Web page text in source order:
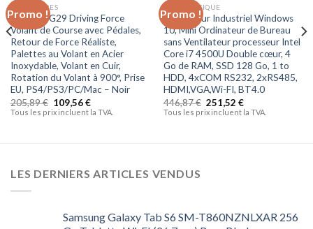
Promo !
à la liste
d’envies
ACCESSOIRES
Logitech G29 Driving Force
Volant de Course avec Pédales,
Retour de Force Réaliste,
Palettes au Volant en Acier
Inoxydable, Volant en Cuir,
Rotation du Volant à 900°, Prise
EU, PS4/PS3/PC/Mac – Noir
205,89€ 109,56€
Tous les prix incluent la TVA.
Promo !
à la liste
d’envies
INFORMATIQUE
Ordinateur Industriel Windows
10, Mini Ordinateur de Bureau
sans Ventilateur processeur Intel
Core i7 4500U Double cœur, 4
Go de RAM, SSD 128 Go, 1 to
HDD, 4xCOM RS232, 2xRS485,
HDMI,VGA,Wi-FI, BT4.0
446,87€ 251,52 €
Tous les prix incluent la TVA.
LES DERNIERS ARTICLES VENDUS
Samsung Galaxy Tab S6 SM-T860NZNLXAR 256